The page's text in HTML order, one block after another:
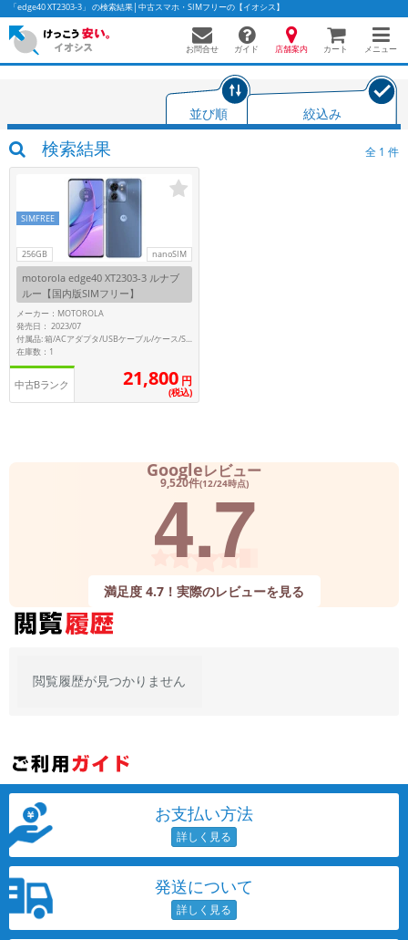
「edge40 XT2303-3」 の検索結果│中古スマホ・SIMフリーの【イオシス】
お問合せ ガイド 店舗案内 カート メニュー
並び順 絞込み
検索結果 全 1 件
256GB nanoSIM
SIMFREE
motorola edge40 XT2303-3 ルナブ
ルー【国内版SIMフリー】
メーカー：MOTOROLA
発売日： 2023/07
付属品: 箱/ACアダプタ/USBケーブル/ケース/SIMピン/マニュアル
在庫数：1
中古Bランク 21,800 円
(税込)
Googleレビュー
9,520件(12/24時点)
4.7
満足度 4.7！実際のレビューを見る
閲覧履歴が見つかりません
お支払い方法
発送について
かんたんパソコン検索に切り替える
フリーワード
除外ワード
人気の検索ワード：Let's noteEliteBookMacBook
カテゴリー
商品ジャンルの絞り込み
「スマートフォン」「タブレット」など
シリーズ
商品シリーズ名・ブランド名の絞り込み。
「Apple」「SONY」「SHARP」など
「5G対応」「防水」「ワンセグ」など
ランク
OS
OSの絞り込み
メモリ
容量